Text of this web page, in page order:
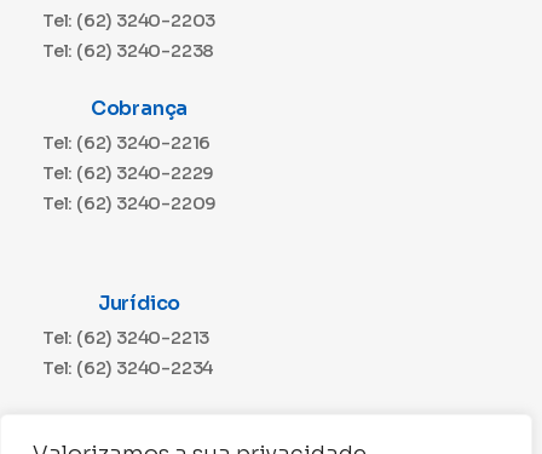
Tel: (62) 3240-2203
Tel: (62) 3240-2238
Cobrança
Tel: (62) 3240-2216
Tel: (62) 3240-2229
Tel: (62) 3240-2209
Jurídico
Tel: (62) 3240-2213
Tel: (62) 3240-2234